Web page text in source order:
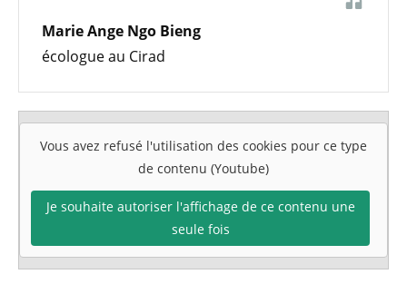
Marie Ange Ngo Bieng
écologue au Cirad
Vous avez refusé l'utilisation des cookies pour ce type
de contenu (Youtube)
Je souhaite autoriser l'affichage de ce contenu une
seule fois